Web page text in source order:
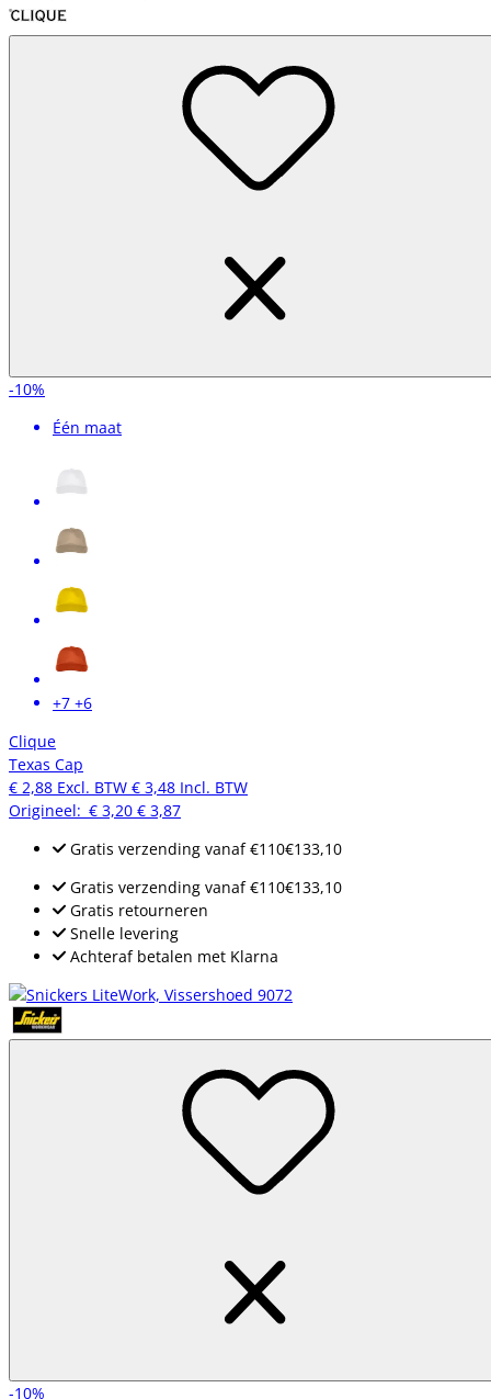
-10%
Één maat
+7 +6
Clique
Texas Cap
€ 2,88 Excl. BTW € 3,48 Incl. BTW
Origineel: € 3,20 € 3,87
Gratis verzending vanaf€110€133,10
Gratis verzending vanaf€110€133,10
Gratis retourneren
Snelle levering
Achteraf betalen met Klarna
-10%